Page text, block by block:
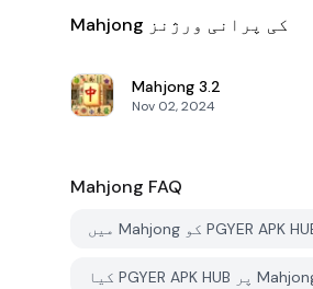
Mahjong کی پرانی ورژنز
Mahjong 3.2
Nov 02, 2024
Mahjong FAQ